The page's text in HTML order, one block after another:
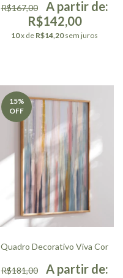
R$167,00
R$142,00
10x de R$14,20 sem juros
15%
OFF
Quadro Decorativo Viva Cor
R$181,00